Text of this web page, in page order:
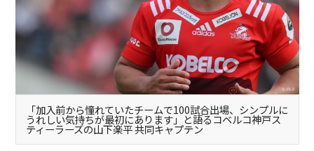
「加入前から憧れていたチームで100試合出場、シンプルに
うれしい気持ちが最初にあります」と語るコベルコ神戸ス
ティーラーズの山下楽平 共同キャプテン